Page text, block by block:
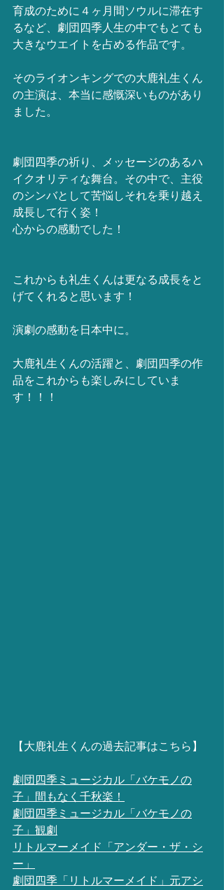
育成のために４ヶ月間ソウルに滞在す
るなど、劇団四季人生の中でもとても
大きなウエイトを占める作品です。
そのライオンキングでの大鹿礼生くん
の主演は、本当に感慨深いものがあり
ました。
劇団四季の祈り、メッセージのあるハ
イクオリティな舞台。その中で、主役
のシンバとして苦悩しそれを乗り越え
成長して行く姿！
心からの感動でした！
これからも礼生くんは更なる成長をと
げてくれると思います！
演劇の感動を日本中に。
大鹿礼生くんの活躍と、劇団四季の作
品をこれからも楽しみにしていま
す！！！
【大鹿礼生くんの過去記事はこちら】
劇団四季ミュージカル「バケモノの
子」間もなく千秋楽！
劇団四季ミュージカル「バケモノの
子」観劇
リトルマーメイド「アンダー・ザ・シ
ー」
劇団四季「リトルマーメイド」元アシ